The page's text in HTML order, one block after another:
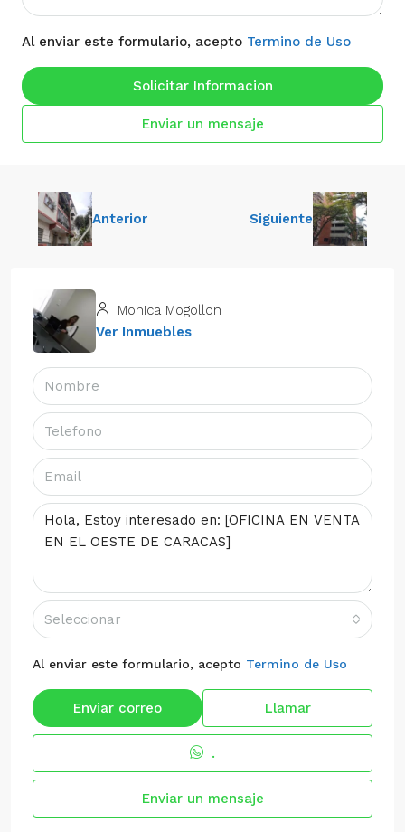
Al enviar este formulario, acepto Termino de Uso
Solicitar Informacion
Enviar un mensaje
Anterior Siguiente
Monica Mogollon
Ver Inmuebles
Seleccionar
Al enviar este formulario, acepto Termino de Uso
Enviar correo Llamar
.
Enviar un mensaje